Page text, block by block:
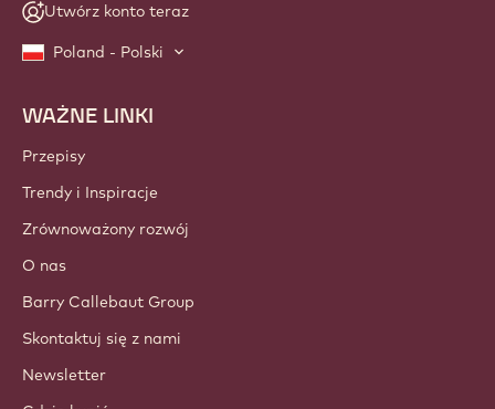
Utwórz konto teraz
Poland - Polski
Footer
Callebaut
WAŻNE LINKI
Przepisy
Trendy i Inspiracje
Zrównoważony rozwój
O nas
Barry Callebaut Group
Skontaktuj się z nami
Newsletter